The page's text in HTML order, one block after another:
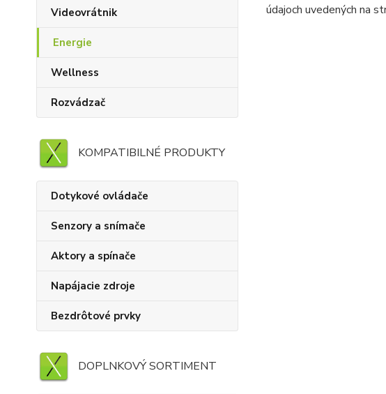
Videovrátnik
Energie
Wellness
Rozvádzač
KOMPATIBILNÉ PRODUKTY
Dotykové ovládače
Senzory a snímače
Aktory a spínače
Napájacie zdroje
Bezdrôtové prvky
DOPLNKOVÝ SORTIMENT
údajoch uvedených na